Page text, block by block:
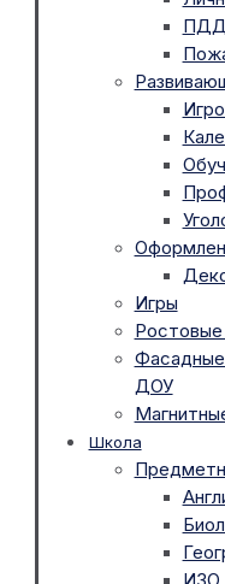
Игры
Фасадные
ДОУ
Школа